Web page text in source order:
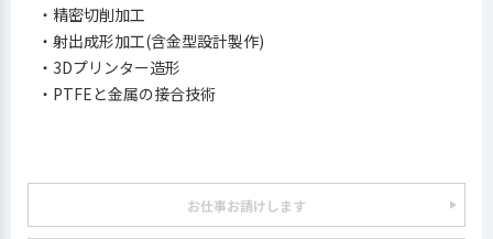
・精密切削加工
・射出成形加工(含金型設計製作)
・3Dプリンター造形
・PTFEと金属の接合技術
お仕事お請けします